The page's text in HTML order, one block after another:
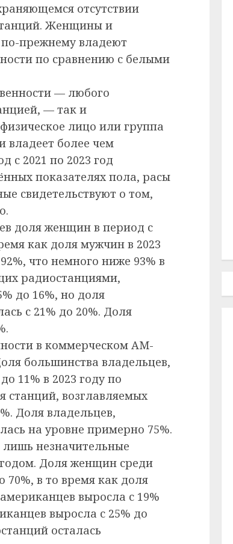
отсутствии
Женщины и
прежнему владеют
по сравнению с белыми
— любого
— так и
лицо или группа
владеет более чем
с 2021 по 2023 год
показателях пола, расы
свидетельствуют о том,
доля женщин в период с
как доля мужчин в 2023
что немного ниже 93% в
радиостанциями,
до 16%, но доля
с 21% до 20%. Доля
в коммерческом AM-
большинства владельцев,
11% в 2023 году по
станций, возглавляемых
Доля владельцев,
на уровне примерно 75%.
незначительные
годом. Доля женщин среди
70%, в то время как доля
выросла с 19%
выросла с 25% до
осталась